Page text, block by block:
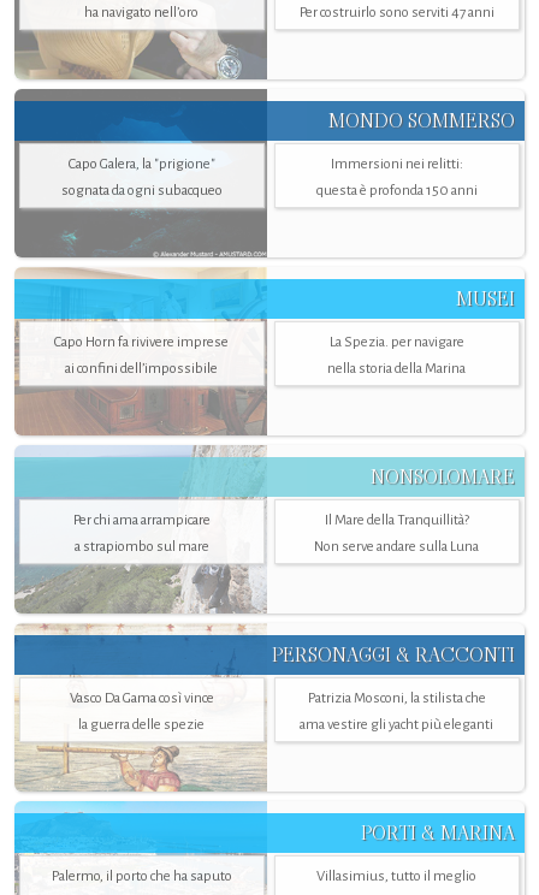
ha navigato nell’oro
Per costruirlo sono serviti 47 anni
MONDO SOMMERSO
Capo Galera, la "prigione"
sognata da ogni subacqueo
Immersioni nei relitti:
questa è profonda 150 anni
MUSEI
Capo Horn fa rivivere imprese
ai confini dell’impossibile
La Spezia. per navigare
nella storia della Marina
NONSOLOMARE
Per chi ama arrampicare
a strapiombo sul mare
Il Mare della Tranquillità?
Non serve andare sulla Luna
PERSONAGGI & RACCONTI
Vasco Da Gama così vince
la guerra delle spezie
Patrizia Mosconi, la stilista che
ama vestire gli yacht più eleganti
PORTI & MARINA
Palermo, il porto che ha saputo
Villasimius, tutto il meglio